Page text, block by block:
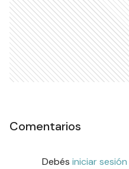
Comentarios
Debés iniciar sesión